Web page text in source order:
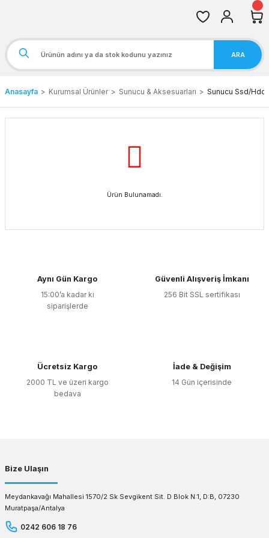
ARA
Anasayfa Kurumsal Ürünler Sunucu & Aksesuarları Sunucu Ssd/
Ürün Bulunamadı.
Aynı Gün Kargo
15:00’a kadar ki
siparişlerde
Güvenli Alışveriş İmkanı
256 Bit SSL sertifikası
Ücretsiz Kargo
2000 TL ve üzeri kargo
bedava
İade & Değişim
14 Gün içerisinde
Bize Ulaşın
Meydankavağı Mahallesi 1570/2 Sk Sevgikent Sit. D Blok N:1, D:B, 07230
Muratpaşa/Antalya
0242 606 18 76